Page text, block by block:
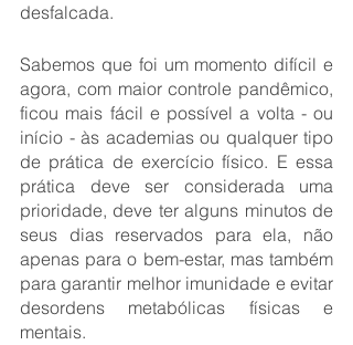
desfalcada.
Sabemos que foi um momento difícil e
agora, com maior controle pandêmico,
ficou mais fácil e possível a volta - ou
início - às academias ou qualquer tipo
de prática de exercício físico. E essa
prática deve ser considerada uma
prioridade, deve ter alguns minutos de
seus dias reservados para ela, não
apenas para o bem-estar, mas também
para garantir melhor imunidade e evitar
desordens metabólicas físicas e
mentais.